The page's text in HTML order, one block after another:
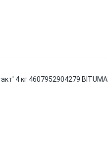
4 кг 4607952904279